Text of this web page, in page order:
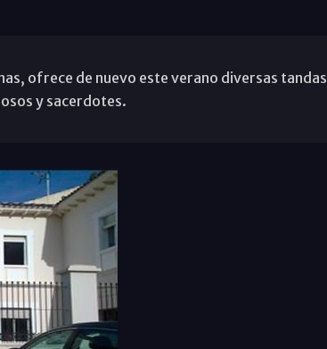
ofrece de nuevo este verano diversas tandas
y sacerdotes.